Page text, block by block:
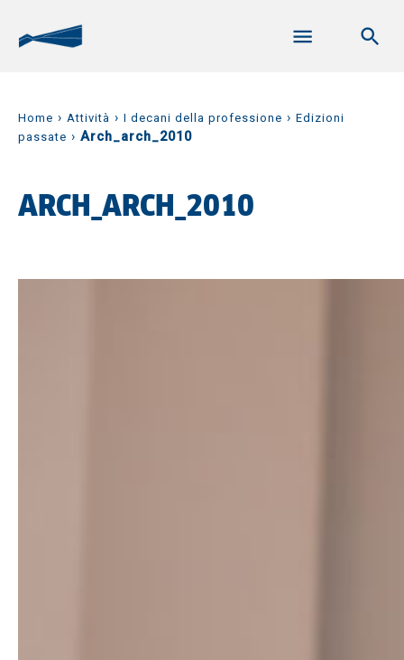
Home › Attività › I decani della professione › Edizioni
passate › Arch_arch_2010
ARCH_ARCH_2010